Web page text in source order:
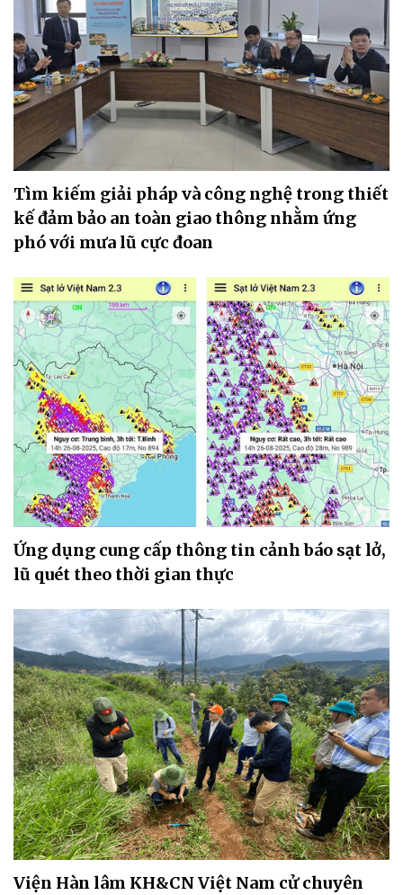
Tìm kiếm giải pháp và công nghệ trong thiết
kế đảm bảo an toàn giao thông nhằm ứng
phó với mưa lũ cực đoan
Ứng dụng cung cấp thông tin cảnh báo sạt lở,
lũ quét theo thời gian thực
Viện Hàn lâm KH&CN Việt Nam cử chuyên